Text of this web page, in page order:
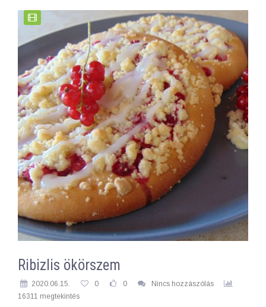
Ribizlis ökörszem
2020.06.15. 0 0
Nincs hozzászólás
16311 megtekintés